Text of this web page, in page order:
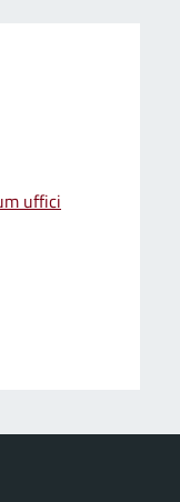
uffici